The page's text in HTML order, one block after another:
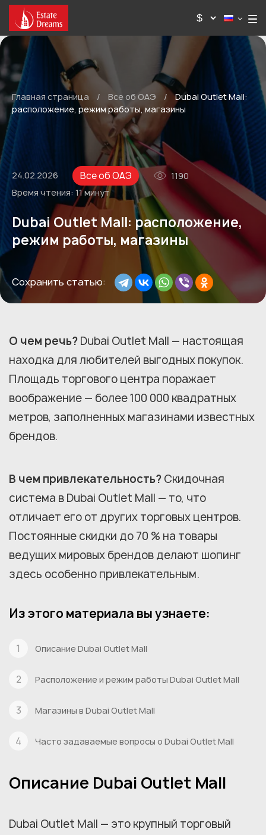
Главная страница / Все об ОАЭ /
Dubai Outlet Mall:
расположение, режим работы, магазины
24.02.2026 Все об ОАЭ
1190
Время чтения: 11 минут
Dubai Outlet Mall: расположение,
режим работы, магазины
Сохранить статью:
О чем речь? Dubai Outlet Mall — настоящая
находка для любителей выгодных покупок.
Площадь торгового центра поражает
воображение — более 100 000 квадратных
метров, заполненных магазинами известных
брендов.
В чем привлекательность? Скидочная
система в Dubai Outlet Mall — то, что
отличает его от других торговых центров.
Постоянные скидки до 70 % на товары
ведущих мировых брендов делают шопинг
здесь особенно привлекательным.
Из этого материала вы узнаете:
Описание Dubai Outlet Mall
Расположение и режим работы Dubai Outlet Mall
Магазины в Dubai Outlet Mall
Часто задаваемые вопросы о Dubai Outlet Mall
Описание Dubai Outlet Mall
Dubai Outlet Mall — это крупный торговый